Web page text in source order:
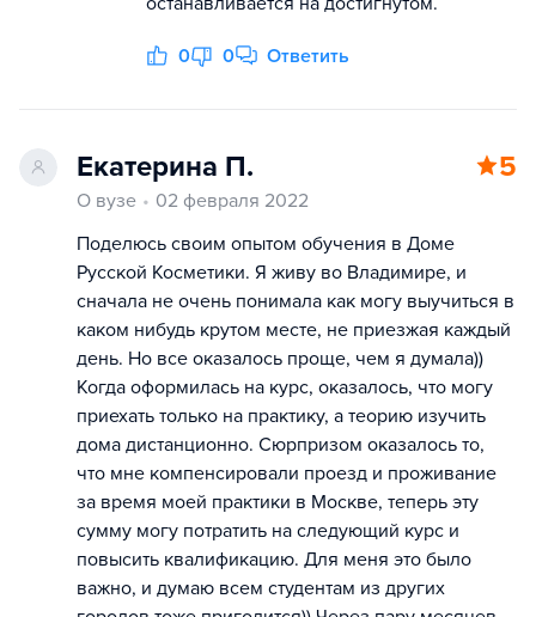
0 0 Ответить
Екатерина П. 5
О вузе
02 февраля 2022
Поделюсь своим опытом обучения в Доме
Русской Косметики. Я живу во Владимире, и
сначала не очень понимала как могу выучиться в
каком нибудь крутом месте, не приезжая каждый
день. Но все оказалось проще, чем я думала))
Когда оформилась на курс, оказалось, что могу
приехать только на практику, а теорию изучить
дома дистанционно. Сюрпризом оказалось то,
что мне компенсировали проезд и проживание
за время моей практики в Москве, теперь эту
сумму могу потратить на следующий курс и
повысить квалификацию. Для меня это было
важно, и думаю всем студентам из других